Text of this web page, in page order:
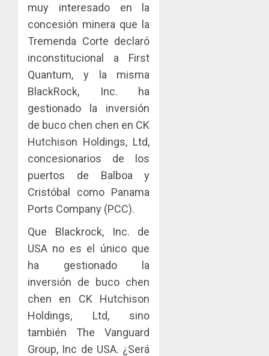
muy interesado en la
concesión minera que la
Tremenda Corte declaró
inconstitucional a First
Quantum, y la misma
BlackRock, Inc. ha
gestionado la inversión
de buco chen chen en CK
Hutchison Holdings, Ltd,
concesionarios de los
puertos de Balboa y
Cristóbal como Panama
Ports Company (PCC).
Que Blackrock, Inc. de
USA no es el único que
ha gestionado la
inversión de buco chen
chen en CK Hutchison
Holdings, Ltd, sino
también The Vanguard
Group, Inc de USA. ¿Será